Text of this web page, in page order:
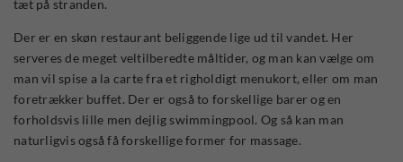
tæt på stranden.
Der er en skøn restaurant beliggende lige ud til vandet. Her
serveres de meget veltilberedte måltider, og man kan vælge om
man vil spise a la carte fra et righoldigt menukort, eller om man
foretrækker buffet. Der er også to forskellige barer og en
forholdsvis lille men dejlig swimmingpool. Og så kan man
naturligvis også få forskellige former for massage.